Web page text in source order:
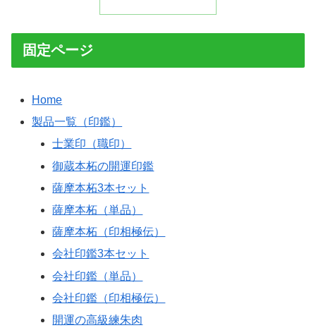
固定ページ
Home
製品一覧（印鑑）
士業印（職印）
御蔵本柘の開運印鑑
薩摩本柘3本セット
薩摩本柘（単品）
薩摩本柘（印相極伝）
会社印鑑3本セット
会社印鑑（単品）
会社印鑑（印相極伝）
開運の高級練朱肉